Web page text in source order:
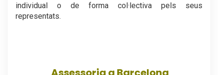
individual o de forma col·lectiva pels seus
representats.